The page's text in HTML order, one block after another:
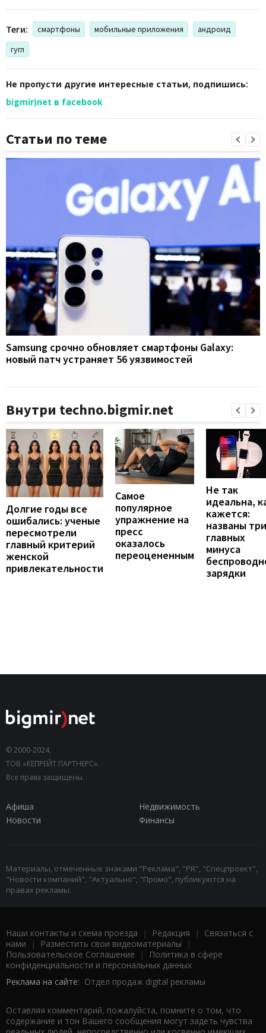
Теги: смартфоны мобильные приложения
андроид
гугл
Не пропусти другие интересные статьи, подпишись:
bigmir)net в facebook
Статьи по теме
Samsung срочно обновляет смартфоны Galaxy:
новый патч устраняет 56 уязвимостей
Внутри techno.bigmir.net
Долгие годы все
ошибались: ученые
пересмотрели
главный критерий
женской
привлекательности
Самое
популярное
упражнение на
пресс
оказалось
переоцененным
Не так
идеальна,
кажется:
названы три
главных
минуса
зарядки
© 2000-2024,
ТОВ «КЕПРЕЙТ ПАРТНЕРС».
Все права защищены.
Афиша
Недвижимость
Новости
Финансы
Материалы, отмеченные знаками "Реклама", "PR", "Спецпроект",
"Новости компаний", "Актуально", "Промо", публикуются на
правах рекламы.
Наши контакты и схема проезда | Редакция | Связаться с
нами | Разместить свои видеоматериалы |
Пользовательское Соглашение |
Политика в сфере
конфиденциальности и персональных данных
Реклама на сайте: Отдел продаж digital рекламы
Оставляя комментарий, пожалуйста, помните о том, что
содержание и тон Вашего сообщения могут задеть чувства